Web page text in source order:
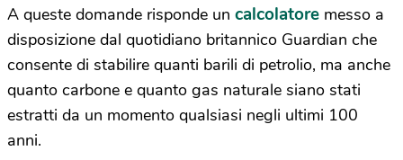
A queste domande risponde un calcolatore messo a
disposizione dal quotidiano britannico Guardian che
consente di stabilire quanti barili di petrolio, ma anche
quanto carbone e quanto gas naturale siano stati
estratti da un momento qualsiasi negli ultimi 100
anni.